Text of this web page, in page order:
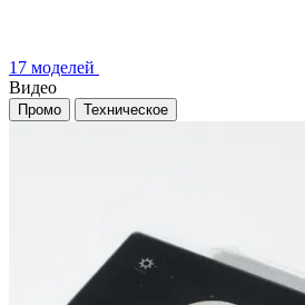
17 моделей
Видео
Промо Техническое